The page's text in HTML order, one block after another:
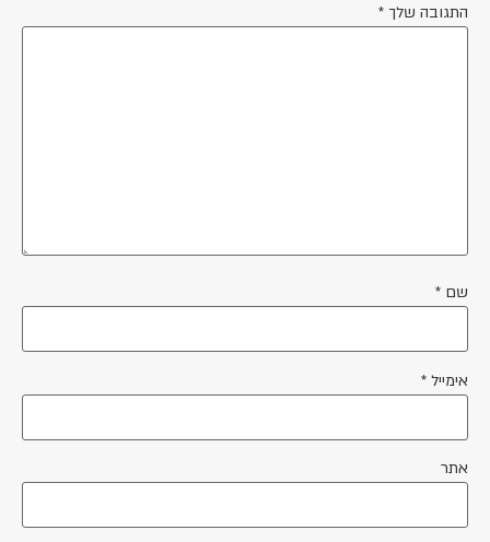
התגובה שלך *
שם *
אימייל *
אתר